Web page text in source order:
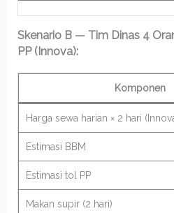
Skenario B — Tim Dinas 4
PP (Innova):
Komponen
Harga sewa harian × 2 hari
Estimasi BBM
Estimasi tol PP
Makan supir (2 hari)